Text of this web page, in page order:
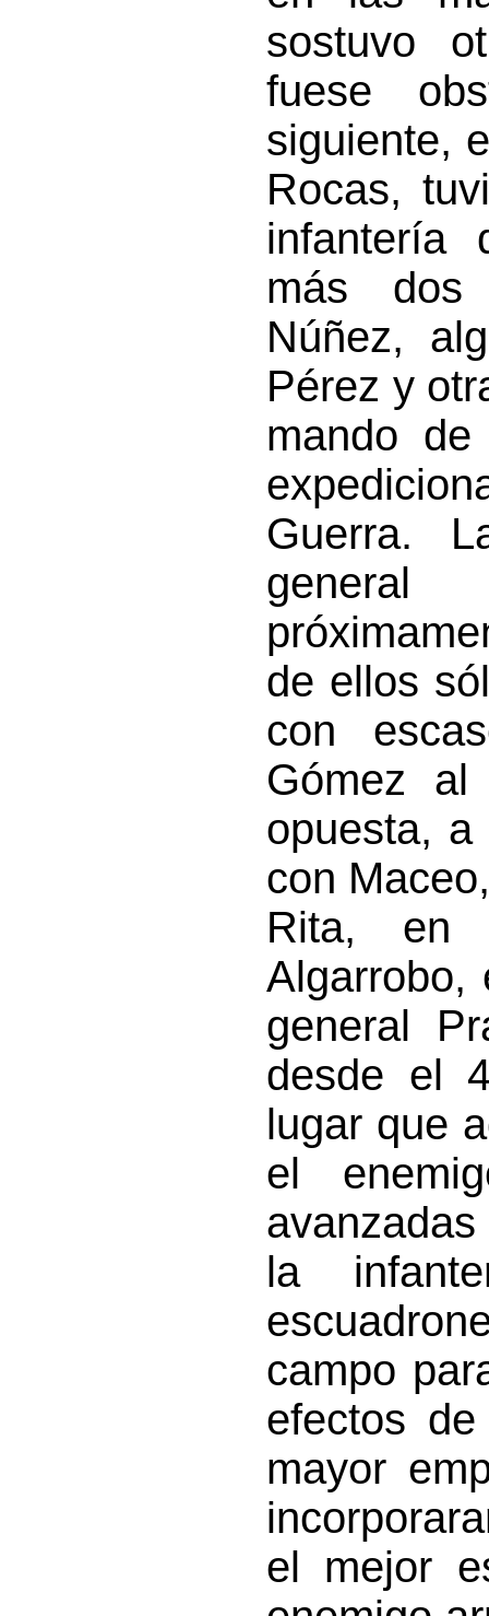
sostuvo
fuese
siguiente,
Rocas,
infantería
más dos
Núñez,
Pérez y
mando
Guerra.
de ellos
con
Gómez
opuesta,
con
Rita, en
Algarrobo,
general
desde el
lugar que
el
la
campo
efectos
mayor
el mejor